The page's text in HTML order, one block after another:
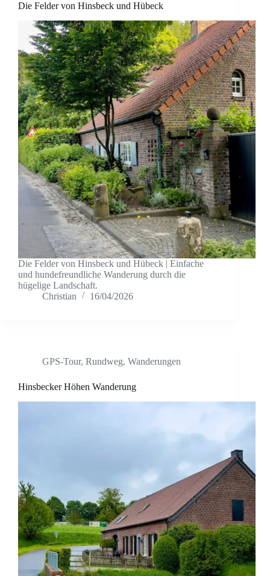
Die Felder von Hinsbeck und Hübeck
Die Felder von Hinsbeck und Hübeck | Einfache
und hundefreundliche Wanderung durch die
hügelige Landschaft.
Christian
16/04/2026
GPS-Tour, Rundweg, Wanderungen
Hinsbecker Höhen Wanderung